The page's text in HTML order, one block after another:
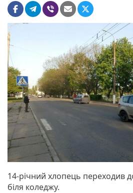
14-річний хлопець переходив
біля коледжу.